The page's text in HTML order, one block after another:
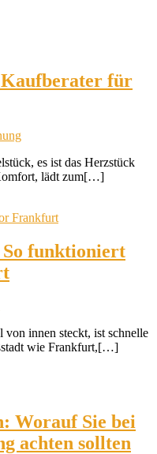
für
es ist das Herzstück
lädt zum[…]
So funktioniert
innen steckt, ist schnelle
wie Frankfurt,[…]
Worauf Sie bei
achten sollten